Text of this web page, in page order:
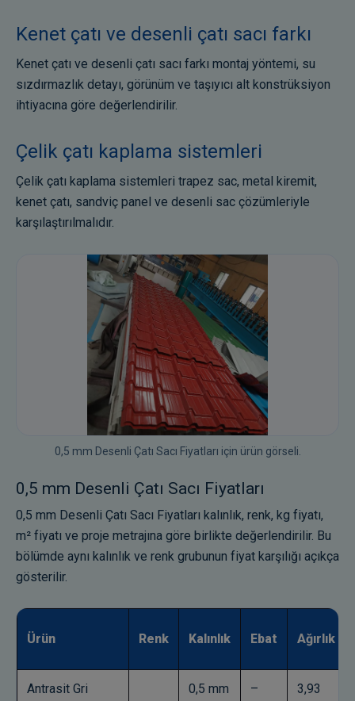
Kenet çatı ve desenli çatı sacı farkı
Kenet çatı ve desenli çatı sacı farkı montaj yöntemi, su
sızdırmazlık detayı, görünüm ve taşıyıcı alt konstrüksiyon
ihtiyacına göre değerlendirilir.
Çelik çatı kaplama sistemleri
Çelik çatı kaplama sistemleri trapez sac, metal kiremit,
kenet çatı, sandviç panel ve desenli sac çözümleriyle
karşılaştırılmalıdır.
0,5 mm Desenli Çatı Sacı Fiyatları için ürün görseli.
0,5 mm Desenli Çatı Sacı Fiyatları
0,5 mm Desenli Çatı Sacı Fiyatları kalınlık, renk, kg fiyatı,
m² fiyatı ve proje metrajına göre birlikte değerlendirilir. Bu
bölümde aynı kalınlık ve renk grubunun fiyat karşılığı açıkça
gösterilir.
Ürün Renk Kalınlık Ebat Ağırlık
Antrasit Gri 0,5 mm – 3,93